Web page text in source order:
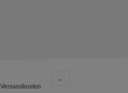
Versandkosten